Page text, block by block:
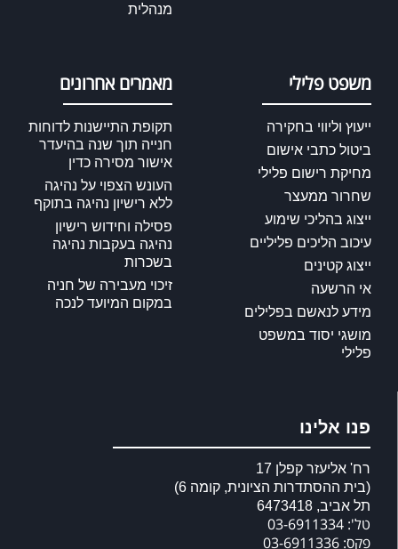
מנהלית
משפט פלילי
ייעוץ וליווי בחקירה
ביטול כתבי אישום
מחיקת רישום פלילי
שחרור ממעצר
ייצוג בהליכי שימוע
עיכוב הליכים פליליים
ייצוג קטינים
אי הרשעה
מידע לנאשם בפלילים
מושגי יסוד במשפט
פלילי
מאמרים אחרונים
תקופת התיישנות לדוחות
חנייה תוך שנה בהיעדר
אישור מסירה כדין
העונש הצפוי על נהיגה
ללא רישיון נהיגה בתוקף
פסילה וחידוש רישיון
נהיגה בעקבות נהיגה
בשכרות
זיכוי מעבירה של חניה
במקום המיועד לנכה
פנו אלינו
רח' אליעזר קפלן 17
(בית ההסתדרות הציונית, קומה 6)
תל אביב, 6473418
טל': 03-6911334
פקס: 03-6911336